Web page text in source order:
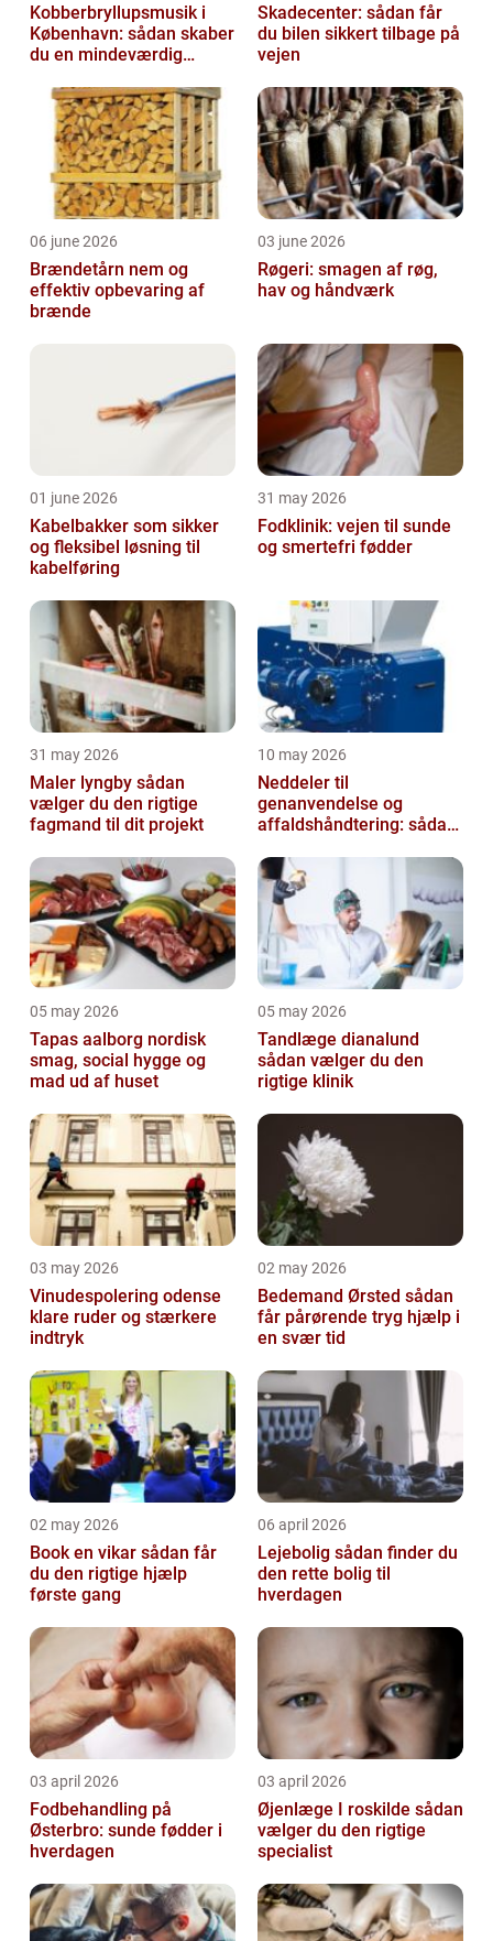
Kobberbryllupsmusik i
København: sådan skaber
du en mindeværdig
Skadecenter: sådan får
du bilen sikkert tilbage på
vejen
06 june 2026
Brændetårn nem og
effektiv opbevaring af
brænde
03 june 2026
Røgeri: smagen af røg,
hav og håndværk
01 june 2026
Kabelbakker som sikker
og fleksibel løsning til
kabelføring
31 may 2026
Fodklinik: vejen til sunde
og smertefri fødder
31 may 2026
Maler lyngby sådan
vælger du den rigtige
fagmand til dit projekt
10 may 2026
Neddeler til
genanvendelse og
affaldshåndtering: sådan
05 may 2026
Tapas aalborg nordisk
smag, social hygge og
mad ud af huset
05 may 2026
Tandlæge dianalund
sådan vælger du den
rigtige klinik
03 may 2026
Vinudespolering odense
klare ruder og stærkere
indtryk
02 may 2026
Bedemand Ørsted sådan
får pårørende tryg hjælp i
en svær tid
02 may 2026
Book en vikar sådan får
du den rigtige hjælp
første gang
06 april 2026
Lejebolig sådan finder du
den rette bolig til
hverdagen
03 april 2026
Fodbehandling på
Østerbro: sunde fødder i
hverdagen
03 april 2026
Øjenlæge I roskilde sådan
vælger du den rigtige
specialist